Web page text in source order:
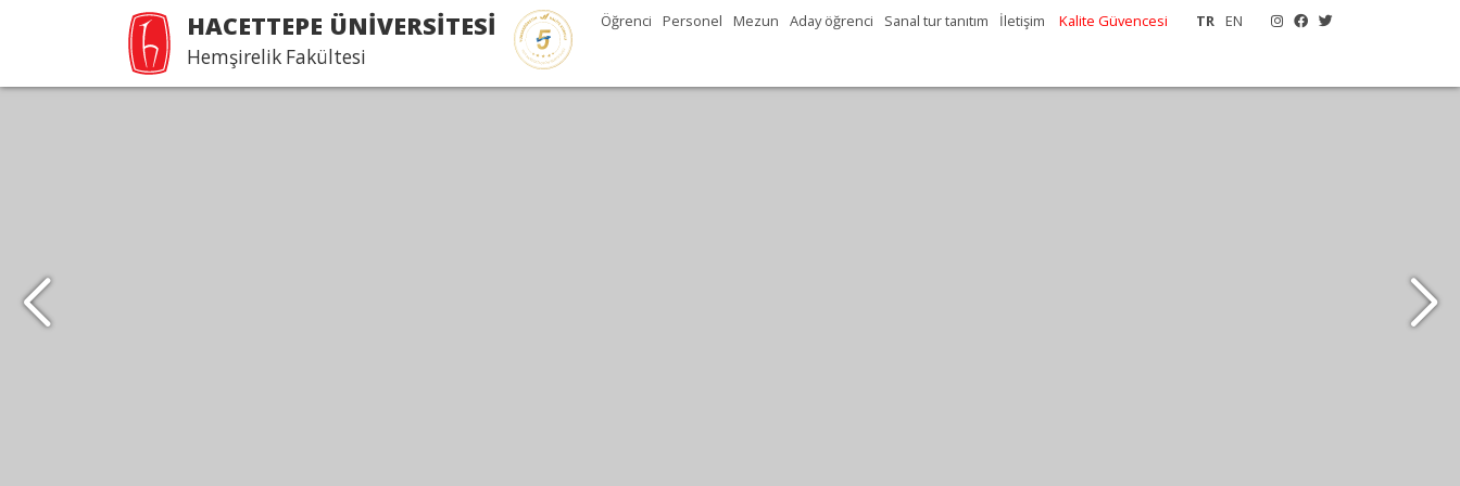
HACETTEPE ÜNİVERSİTESİ
Hemşirelik Fakültesi
TR EN
Öğrenci Personel Mezun Aday öğrenci Sanal tur tanıtım İletişim Kalite Güvencesi